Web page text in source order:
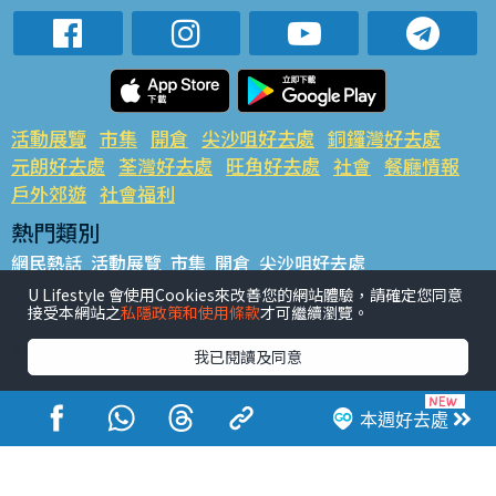
本週好去處
活動展覽 市集 開倉 尖沙咀好去處 銅鑼灣好去處
元朗好去處 荃灣好去處 旺角好去處 社會 餐廳情報
戶外郊遊 社會福利
熱門類別
網民熱話 活動展覽 市集 開倉 尖沙咀好去處
銅鑼灣好去處 元朗好去處 荃灣好去處 旺角好去處 社會
餐廳情報 戶外郊遊
熱門標籤
#UGO搵好去處 #人氣活動推介 #美食社群熱話
#親子玩樂好去處
#ULifestyle應用程式
#限時搶
#UJetso禮物放送
#ULifestyle商戶中心 #著數 #網絡熱話
U Lifestyle 會使用Cookies來改善您的網站體驗，請確定您同意
接受本網站之私隱政策和使用條款才可繼續瀏覽。
我已閱讀及同意